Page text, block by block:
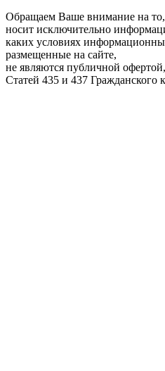
Обращаем Ваше внимание на
носит исключительно
каких условиях
размещенные на сайте,
не являются публичной
Статей 435 и 437 Гражданского